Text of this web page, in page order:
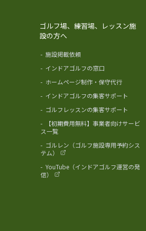
ゴルフ場、練習場、レッスン施
設の方へ
- 施設掲載依頼
- インドアゴルフの窓口
- ホームページ制作・保守代行
- インドアゴルフの集客サポート
- ゴルフレッスンの集客サポート
-
【初期費用無料】事業者向けサービ
ス一覧
- ゴルレン（ゴルフ施設専用予約シス
テム）
- YouTube（インドアゴルフ運営の発
信）